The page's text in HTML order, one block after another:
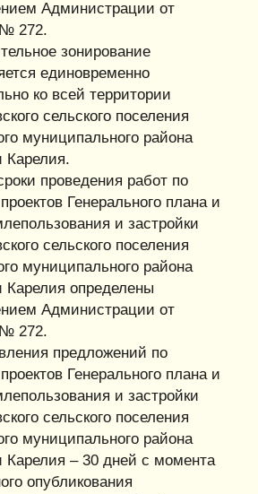
Администрации от
272.
зонирование
единовременно
ко всей территории
сельского поселения
муниципального района
Карелия.
проведения работ по
Генерального плана и
и застройки
сельского поселения
муниципального района
Карелия определены
Администрации от
272.
предложений по
Генерального плана и
и застройки
сельского поселения
муниципального района
Карелия – 30 дней с момента
опубликования